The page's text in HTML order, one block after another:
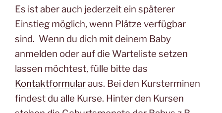
Es ist aber auch jederzeit ein späterer
Einstieg möglich, wenn Plätze verfügbar
sind. Wenn du dich mit deinem Baby
anmelden oder auf die Warteliste setzen
lassen möchtest, fülle bitte das
Kontaktformularaus. Bei den Kursterminen
findest du alle Kurse. Hinter den Kursen